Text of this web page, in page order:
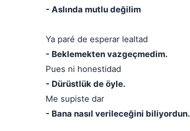
- Aslında mutlu değilim
Ya paré de esperar lealtad
- Beklemekten vazgeçmedim.
Pues ni honestidad
- Dürüstlük de öyle.
Me supiste dar
- Bana nasıl verileceğini biliyordun.